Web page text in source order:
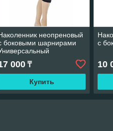
неопреновый
боковыми шарнирами
000₸
Купить
с
10